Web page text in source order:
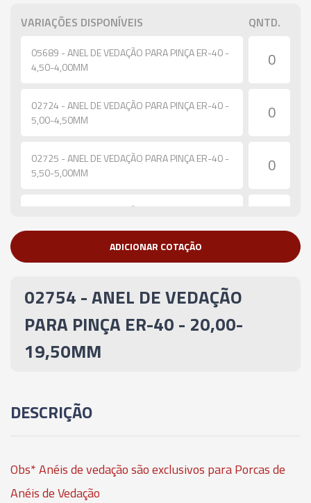
VARIAÇÕES DISPONÍVEIS QNTD.
05689 - ANEL DE VEDAÇÃO PARA PINÇA ER-40 -
4,50-4,00MM
02724 - ANEL DE VEDAÇÃO PARA PINÇA ER-40 -
5,00-4,50MM
02725 - ANEL DE VEDAÇÃO PARA PINÇA ER-40 -
5,50-5,00MM
02726 - ANEL DE VEDAÇÃO PARA PINÇA ER-40 -
02727 - ANEL DE VEDAÇÃO PARA PINÇA ER-40 -
02728 - ANEL DE VEDAÇÃO PARA PINÇA ER-40 -
7,00-6,50MM
02730 - ANEL DE VEDAÇÃO PARA PINÇA ER-40 -
02731 - ANEL DE VEDAÇÃO PARA PINÇA ER-40 -
8,50-8,00MM
ADICIONAR COTAÇÃO
02754 - ANEL DE VEDAÇÃO
PARA PINÇA ER-40 - 20,00-
19,50MM
DESCRIÇÃO
Obs* Anéis de vedação são exclusivos para Porcas de
Anéis de Vedação